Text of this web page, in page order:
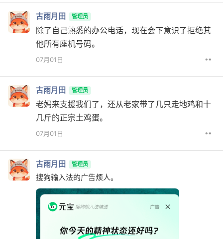
古雨月田 管理员
除了自己熟悉的办公电话，现在会下意识了拒绝其
他所有座机号码。
07月01日 ••
古雨月田 管理员
老妈来支援我们了，还从老家带了几只走地鸡和十
几斤的正宗土鸡蛋。
07月01日 ••
古雨月田 管理员
搜狗输入法的广告烦人。